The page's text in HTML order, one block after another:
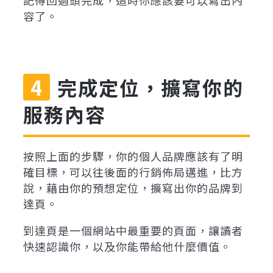
容了。
完成定位，擴寫你的
服務內容
按照上面的步驟，你的個人品牌應該有了明
確目標，可以往後面的行銷佈局邁進，比方
說，藉由你的預想定位，擴寫出你的品牌到
達頁。
到達頁是一個網站中最重要的頁面，讓讀者
快速認識你，以及你能帶給他什麼價值。